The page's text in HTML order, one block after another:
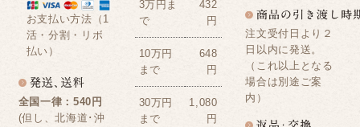
お支払い方法（1
活・分割・リボ
払い）
全国一律：540円
(但し、北海道･沖
3万円ま
で
432
円
10万円
まで
648
円
30万円
まで
1,080
円
注文受付日より２
日以内に発送。
（これ以上となる
場合は別途ご案
内）